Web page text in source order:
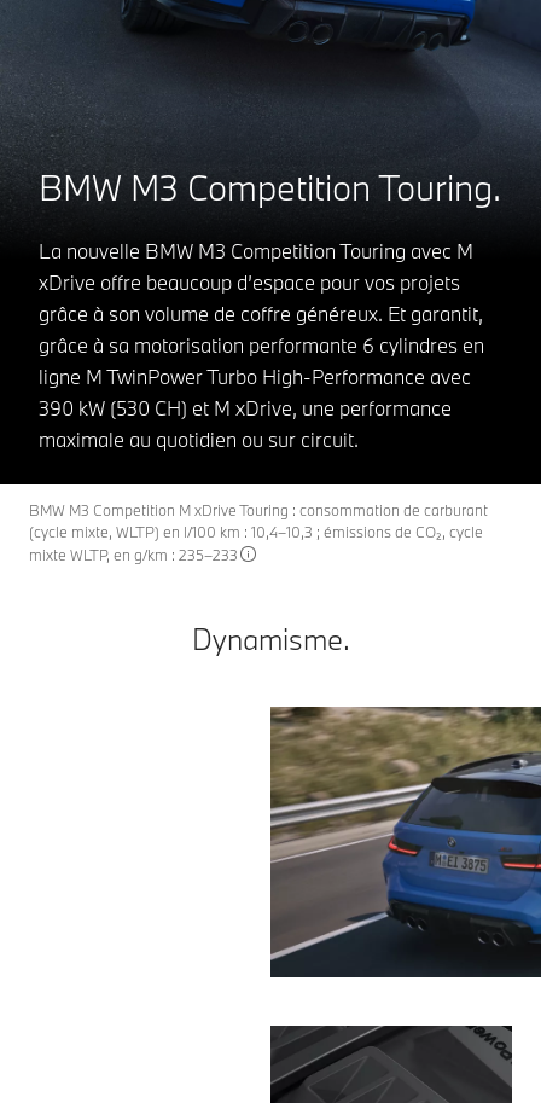
BMW M3 Competition Touring.
La nouvelle BMW M3 Competition Touring avec M
xDrive offre beaucoup d’espace pour vos projets
grâce à son volume de coffre généreux. Et garantit,
grâce à sa motorisation performante 6 cylindres en
ligne M TwinPower Turbo High-Performance avec
390 kW (530 CH) et M xDrive, une performance
maximale au quotidien ou sur circuit.
BMW M3 Competition M xDrive Touring : consommation de carburant
(cycle mixte, WLTP) en l/100 km : 10,4–10,3 ; émissions de CO₂, cycle
mixte WLTP, en g/km : 235–233
Dynamisme.